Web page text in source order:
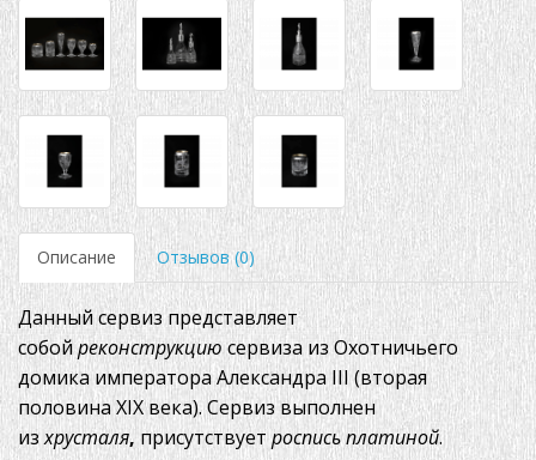
Описание Отзывов (0)
Данный сервиз представляет
собойреконструкциюсервиза из Охотничьего
домика императора Александра III (вторая
половина XIX века). Сервиз выполнен
изхрусталя, присутствует роспись платиной.